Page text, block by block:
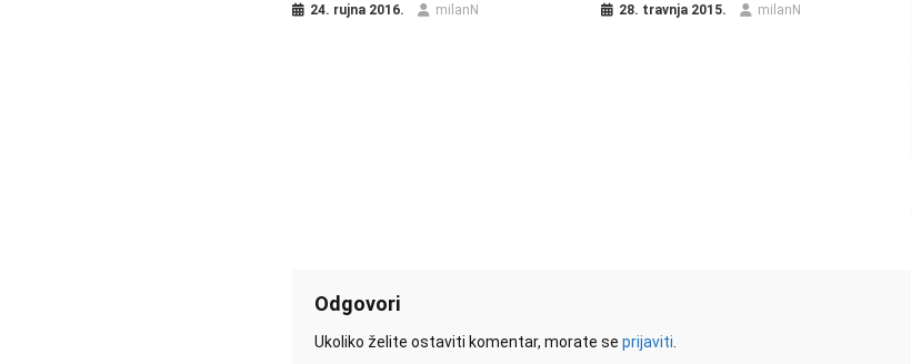
24. rujna 2016. milanN 28. travnja 2015. milanN
Odgovori
Ukoliko želite ostaviti komentar, morate se prijaviti